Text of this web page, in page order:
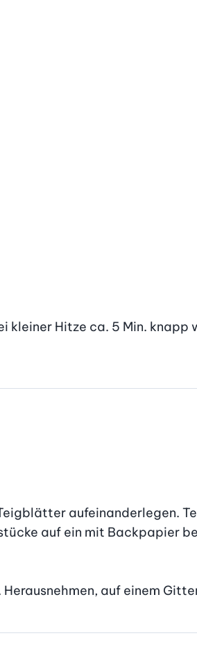
Hitze ca. 5 Min. knapp
aufeinanderlegen.
auf ein mit Backpapier
auf einem